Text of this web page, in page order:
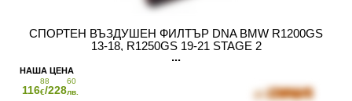
СПОРТЕН ВЪЗДУШЕН ФИЛТЪР DNA BMW R1200GS
13-18, R1250GS 19-21 STAGE 2
116
88
€/228
60
лв.